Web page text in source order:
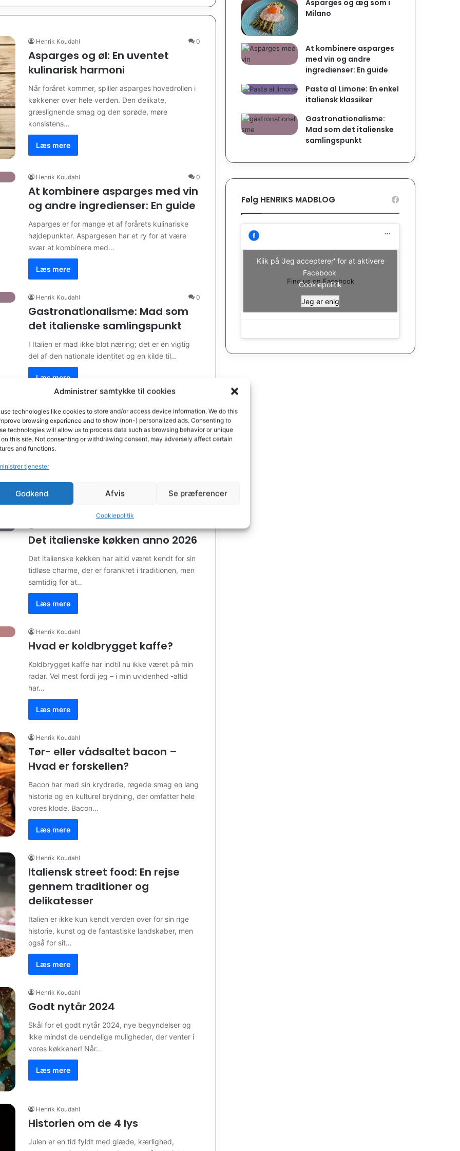
Administrer samtykke til cookies
use technologies like cookies to store and/or access device information. We do this
browsing experience and to show (non-) personalized ads. Consenting to
technologies will allow us to process data such as browsing behavior or unique
on this site. Not consenting or withdrawing consent, may adversely affect certain
and functions.
tjenester
Godkend Afvis Se præferencer
Cookiepolitik
Henrik Koudahl 0
Asparges og øl: En uventet
kulinarisk harmoni
Når foråret kommer, spiller asparges hovedrollen i
køkkener over hele verden. Den delikate,
græslignende smag og den sprøde, møre
konsistens…
Læs mere
Henrik Koudahl 0
At kombinere asparges med vin
og andre ingredienser: En guide
Asparges er for mange et af forårets kulinariske
højdepunkter. Aspargesen har et ry for at være
svær at kombinere med…
Læs mere
Henrik Koudahl 0
Gastronationalisme: Mad som
det italienske samlingspunkt
I Italien er mad ikke blot næring; det er en vigtig
del af den nationale identitet og en kilde til…
Læs mere
Venerdì gnoccolaro (Gnocchi
fredag)
Venerdì Gnocolaro, eller “Gnocchi fredag”, er en af
Veronas mest elskede og unikke traditioner, der er
Læs mere
Det italienske køkken anno 2026
Det italienske køkken har altid været kendt for sin
tidløse charme, der er forankret i traditionen, men
samtidig for at…
Læs mere
Henrik Koudahl
Hvad er koldbrygget kaffe?
Koldbrygget kaffe har indtil nu ikke været på min
radar. Vel mest fordi jeg – i min uvidenhed -altid
har…
Læs mere
Henrik Koudahl
Tør- eller vådsaltet bacon –
Hvad er forskellen?
Bacon har med sin krydrede, røgede smag en lang
historie og en kulturel brydning, der omfatter hele
vores klode. Bacon…
Læs mere
Henrik Koudahl
Italiensk street food: En rejse
gennem traditioner og
delikatesser
Italien er ikke kun kendt verden over for sin rige
historie, kunst og de fantastiske landskaber, men
også for sit…
Læs mere
Henrik Koudahl
Godt nytår 2024
Skål for et godt nytår 2024, nye begyndelser og
ikke mindst de uendelige muligheder, der venter i
vores køkkener! Når…
Læs mere
Henrik Koudahl
Historien om de 4 lys
Julen er en tid fyldt med glæde, kærlighed,
Asparges og æg som i
Milano
At kombinere asparges
med vin og andre
ingredienser: En guide
Pasta al Limone: En enkel
italiensk klassiker
Gastronationalisme:
Mad som det italienske
samlingspunkt
Følg HENRIKS MADBLOG
Find us on Facebook
Klik på 'Jeg accepterer' for at aktivere
Facebook
Cookiepolitik
Jeg er enig